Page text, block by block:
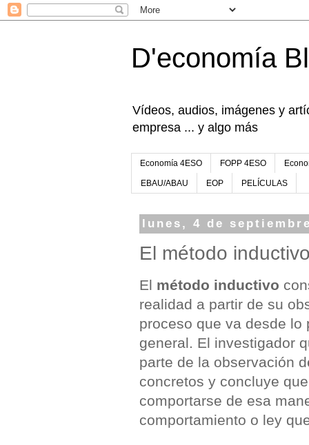
D'economía
Vídeos, audios, imágenes y
empresa ... y algo más
Economía 4ESO FOPP 4ESO
EBAU/ABAU EOP PELÍCULAS
lunes, 4 de
El método
El método inductivo
realidad a partir de su
proceso que va desde lo
general. El investigador
parte de la observación
concretos y concluye
comportarse de esa
comportamiento o ley